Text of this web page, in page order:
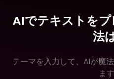
AIでテキストを
法
テーマを入力して、AIが魔
ます